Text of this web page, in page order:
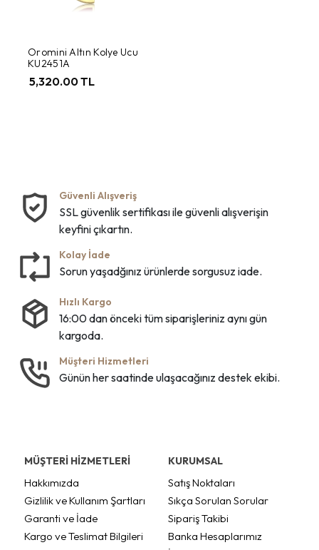
Oromini Altın Kolye Ucu
KU2451A
5,320.00 TL
Güvenli Alışveriş
SSL güvenlik sertifikası ile güvenli alışverişin
keyfini çıkartın.
Kolay İade
Sorun yaşadğınız ürünlerde sorgusuz iade.
Hızlı Kargo
16:00 dan önceki tüm siparişleriniz aynı gün
kargoda.
Müşteri Hizmetleri
Günün her saatinde ulaşacağınız destek ekibi.
MÜŞTERİ HİZMETLERİ
Hakkımızda
Gizlilik ve Kullanım Şartları
Garanti ve İade
Kargo ve Teslimat Bilgileri
KURUMSAL
Satış Noktaları
Sıkça Sorulan Sorular
Sipariş Takibi
Banka Hesaplarımız